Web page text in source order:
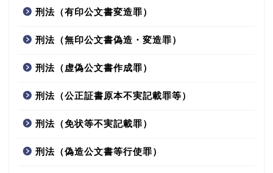
刑法（有印公文書変造罪）
刑法（無印公文書偽造・変造罪）
刑法（虚偽公文書作成罪）
刑法（公正証書原本不実記載罪等）
刑法（免状等不実記載罪）
刑法（偽造公文書等行使罪）